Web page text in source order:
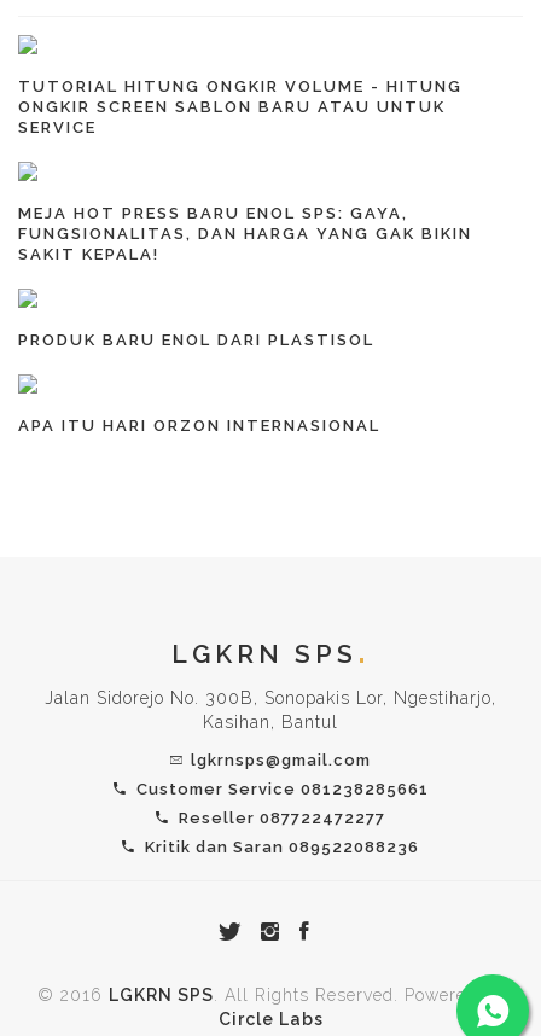
TUTORIAL HITUNG ONGKIR VOLUME - HITUNG
ONGKIR SCREEN SABLON BARU ATAU UNTUK
SERVICE
MEJA HOT PRESS BARU ENOL SPS: GAYA,
FUNGSIONALITAS, DAN HARGA YANG GAK BIKIN
SAKIT KEPALA!
PRODUK BARU ENOL DARI PLASTISOL
APA ITU HARI ORZON INTERNASIONAL
LGKRN SPS
Jalan Sidorejo No. 300B, Sonopakis Lor, Ngestiharjo,
Kasihan, Bantul
lgkrnsps@gmail.com
Customer Service 081238285661
Reseller 087722472277
Kritik dan Saran 089522088236
© 2016 LGKRN SPS . All Rights Reserved. Powered by
Circle Labs